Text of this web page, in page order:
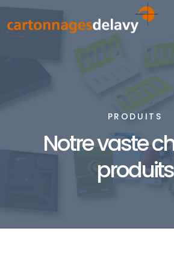
PRODUITS
Notre vaste
produits